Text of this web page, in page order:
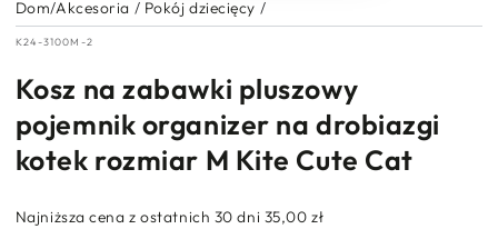
Dom/Akcesoria / Pokój dziecięcy /
K24-3100M-2
Kosz na zabawki pluszowy
pojemnik organizer na drobiazgi
kotek rozmiar M Kite Cute Cat
Najniższa cena z ostatnich 30 dni 35,00 zł